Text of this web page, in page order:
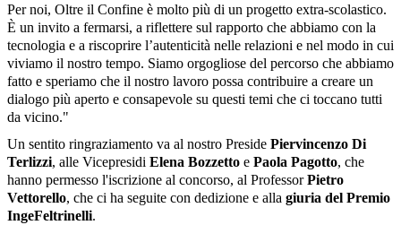
Per noi, Oltre il Confine è molto più di un progetto extra-scolastico.
È un invito a fermarsi, a riflettere sul rapporto che abbiamo con la
tecnologia e a riscoprire l’autenticità nelle relazioni e nel modo in cui
viviamo il nostro tempo. Siamo orgogliose del percorso che abbiamo
fatto e speriamo che il nostro lavoro possa contribuire a creare un
dialogo più aperto e consapevole su questi temi che ci toccano tutti
da vicino."
Un sentito ringraziamento va al nostro Preside Piervincenzo Di
Terlizzi, alle Vicepresidi Elena Bozzetto e Paola Pagotto, che
hanno permesso l'iscrizione al concorso, al ProfessorPietro
Vettorello, che ci ha seguite con dedizione e alla giuria del Premio
IngeFeltrinelli.